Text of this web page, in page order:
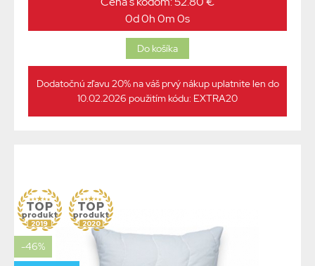
0d 0h 0m 0s
Dodatočnú zľavu 20% na váš prvý nákup uplatnite len do
10.02.2026 použitím kódu: EXTRA20
-46%